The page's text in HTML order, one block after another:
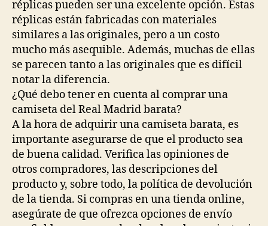
réplicas pueden ser una excelente opción. Estas
réplicas están fabricadas con materiales
similares a las originales, pero a un costo
mucho más asequible. Además, muchas de ellas
se parecen tanto a las originales que es difícil
notar la diferencia.
¿Qué debo tener en cuenta al comprar una
camiseta del Real Madrid barata?
A la hora de adquirir una camiseta barata, es
importante asegurarse de que el producto sea
de buena calidad. Verifica las opiniones de
otros compradores, las descripciones del
producto y, sobre todo, la política de devolución
de la tienda. Si compras en una tienda online,
asegúrate de que ofrezca opciones de envío